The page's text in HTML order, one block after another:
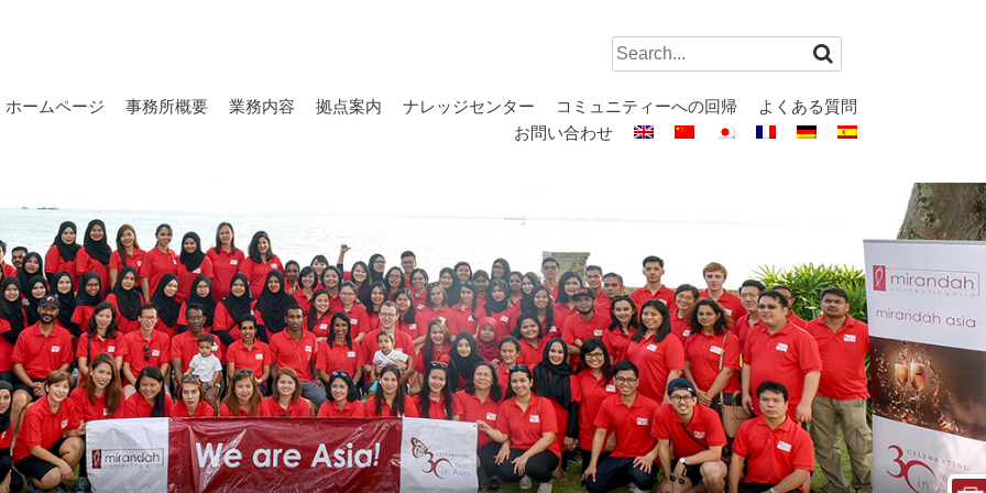
Search
for:
ホームページ 事務所概要 業務内容 拠点案内 ナレッジセンター コミュニティーへの回帰
よくある質問
お問い合わせ